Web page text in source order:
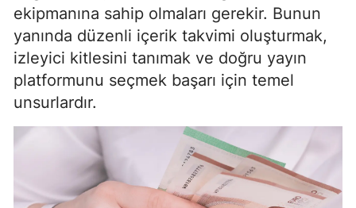
ekipmanına sahip olmaları gerekir. Bunun
yanında düzenli içerik takvimi oluşturmak,
izleyici kitlesini tanımak ve doğru yayın
platformunu seçmek başarı için temel
unsurlardır.